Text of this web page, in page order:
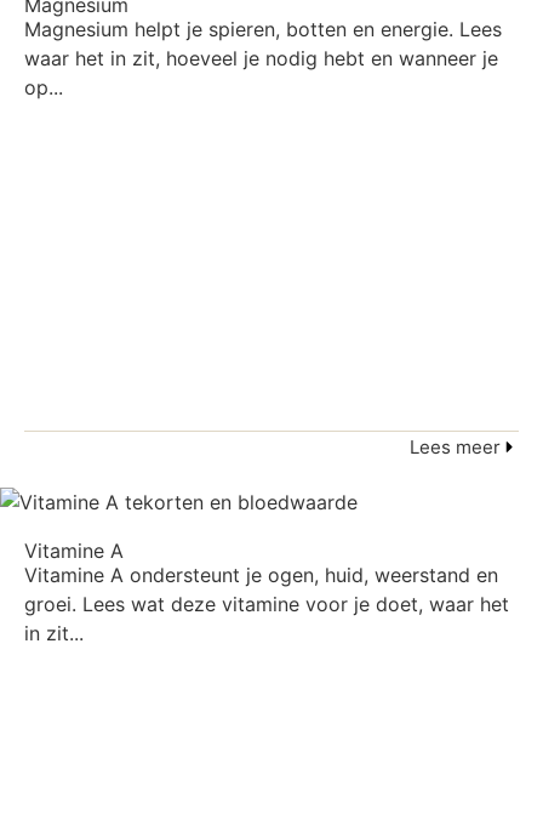
Magnesium helpt je spieren, botten en energie. Lees
waar het in zit, hoeveel je nodig hebt en wanneer je
op...
Lees meer
Vitamine A
Vitamine A ondersteunt je ogen, huid, weerstand en
groei. Lees wat deze vitamine voor je doet, waar het
in zit...